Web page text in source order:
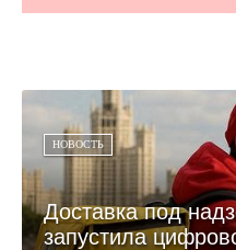
НОВОСТЬ
Доставка под
запустила